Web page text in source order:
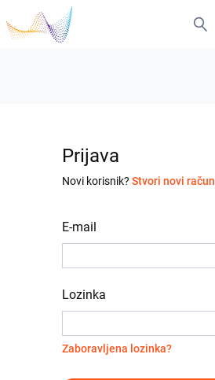
Prijava
Novi korisnik? Stvori novi račun
E-mail
Lozinka
Zaboravljena lozinka?